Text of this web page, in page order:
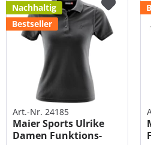
Nachhaltig
Bestseller
Art.-Nr. 24185
Maier Sports Ulrike
Damen Funktions-